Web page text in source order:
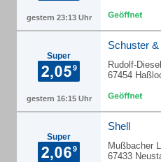
gestern 23:13 Uhr
Super
gestern 16:15 Uhr
Schuster
Rudolf-
67454
Super
Shell
Mußbacher
67433